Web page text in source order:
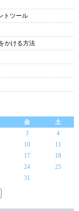
トツール
かける方法
金
土
3
4
10
11
17
18
24
25
31